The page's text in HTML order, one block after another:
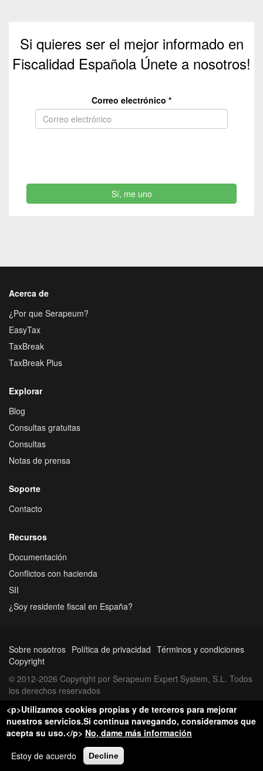
Si quieres ser el mejor informado en
Fiscalidad Española Únete a nosotros!
Correo electrónico *
Sí, me uno
Acerca de
¿Por que Serapeum?
EasyTax
TaxBreak
TaxBreak Plus
Explorar
Blog
Consultas gratuitas
Consultas
Notas de prensa
Soporte
Contacto
Recursos
Documentación
Conflictos con hacienda
SII
¿Soy residente fiscal en España?
Sobre nosotros Política de privacidad Términos y condiciones
Copyright
© 2012-2026 Copyright por Serapeum Expert System, S.L. Todos
los derechos reservados
<p>Utilizamos cookies propias y de terceros para mejorar
nuestros servicios.Si continua navegando, consideramos que
acepta su uso.</p> No, dame más información
Estoy de acuerdo
Decline